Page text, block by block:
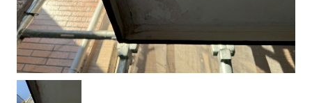
採用情報
正しい業者の選び方
ZOOM打ち合わせ